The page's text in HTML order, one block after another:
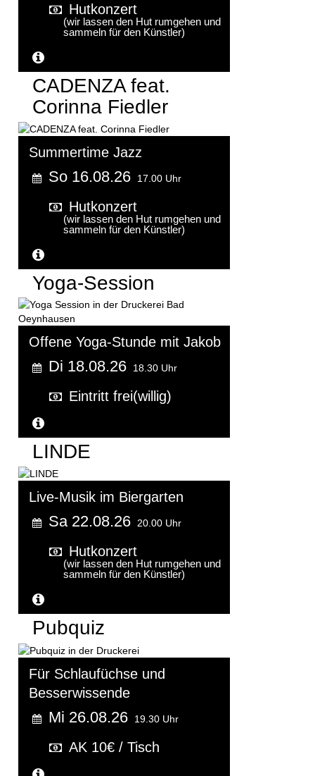
Hutkonzert
(wir lassen den Hut rumgehen und
sammeln für den Künstler)
CADENZA feat.
Corinna Fiedler
Summertime Jazz
So 16.08.26 17.00 Uhr
Hutkonzert
(wir lassen den Hut rumgehen und
sammeln für den Künstler)
Yoga-Session
Offene Yoga-Stunde mit Jakob
Di 18.08.26 18.30 Uhr
Eintritt frei(willig)
LINDE
Live-Musik im Biergarten
Sa 22.08.26 20.00 Uhr
Hutkonzert
(wir lassen den Hut rumgehen und
sammeln für den Künstler)
Pubquiz
Für Schlaufüchse und
Besserwissende
Mi 26.08.26 19.30 Uhr
AK 10€ / Tisch